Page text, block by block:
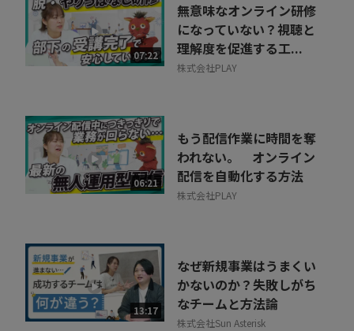
07:22
無意味なオンライン研修
になっていない？視聴と
理解度を促進する工...
株式会社PLAY
06:21
もう配信作業に時間を奪
われない。 オンライン
配信を自動化する方法
株式会社PLAY
13:17
なぜ新規事業はうまくい
かないのか？失敗しがち
なチームと方法論
株式会社Sun Asterisk